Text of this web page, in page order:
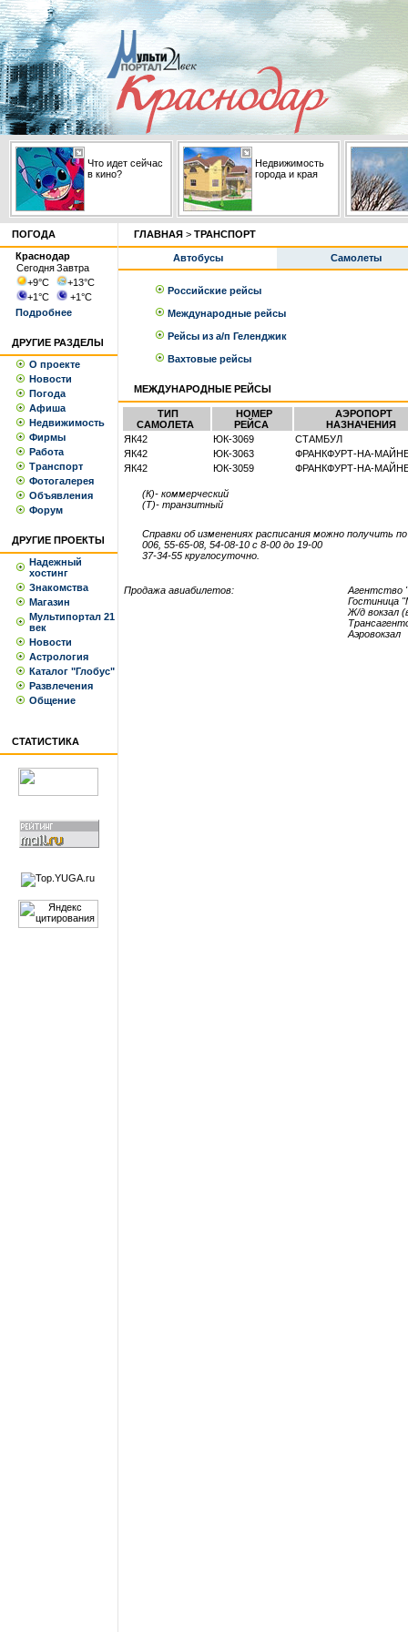
Что идет сейчас
в кино?
Недвижимость
города и края
ПОГОДА
Краснодар
СегодняЗавтра
+9°С +13°С
+1°С +1°С
Подробнее
ДРУГИЕ РАЗДЕЛЫ
О проекте
Новости
Погода
Афиша
Недвижимость
Фирмы
Работа
Транспорт
Фотогалерея
Объявления
Форум
ДРУГИЕ ПРОЕКТЫ
Надежный
хостинг
Знакомства
Магазин
Мультипортал 21
век
Новости
Астрология
Каталог "Глобус"
Развлечения
Общение
СТАТИСТИКА
ГЛАВНАЯ > ТРАНСПОРТ
Автобусы Самолеты
Российские рейсы
Международные рейсы
Рейсы из а/п Геленджик
Вахтовые рейсы
МЕЖДУНАРОДНЫЕ РЕЙСЫ
ТИП
САМОЛЕТА
НОМЕР
РЕЙСА
АЭРОПОРТ
НАЗНАЧЕНИЯ
ЯК42
ЮК-3069
СТАМБУЛ
ЯК42
ЮК-3063
ФРАНКФУРТ-НА-
ЯК42
ЮК-3059 ФРАНКФУРТ-НА-
(К)- коммерческий
(Т)- транзитный
Справки об изменениях расписания можно получить
006, 55-65-08, 54-08-10 с 8-00 до 19-00
37-34-55 круглосуточно.
Продажа авиабилетов:
Агентство
Гостиница
Ж/д вокзал
Аэровокзал